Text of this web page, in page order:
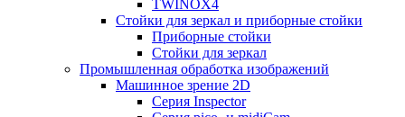
TWINOX4
Стойки для зеркал и приборные стойки
Приборные стойки
Стойки для зеркал
Промышленная обработка изображений
Машинное зрение 2D
Серия Inspector